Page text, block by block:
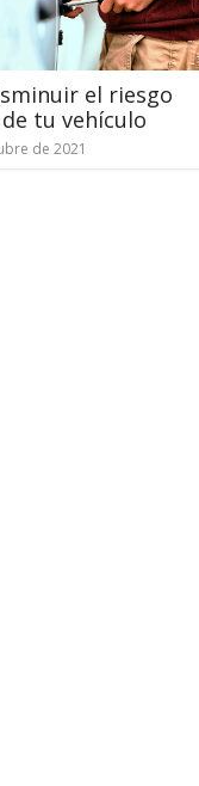
el riesgo
tu vehículo
de 2021